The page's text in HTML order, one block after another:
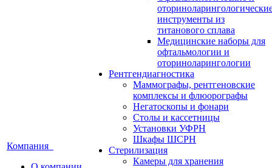
Компания
инструменты из
титанового сплава
Медицинские наборы для
офтальмологии и
оториноларингологии
Рентгендиагностика
Маммографы, рентгеновские
комплексы и флюорографы
Негатоскопы и фонари
Столы и кассетницы
Установки УФРН
Шкафы ШСРН
Стерилизация
Камеры для хранения